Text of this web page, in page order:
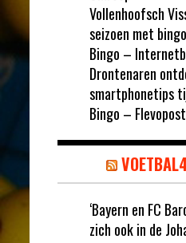
Vollenhoofsch
seizoen met
Bingo –
Drontenaren
smartphonetips
Bingo – Flevopost
‘Bayern en FC
zich ook in de